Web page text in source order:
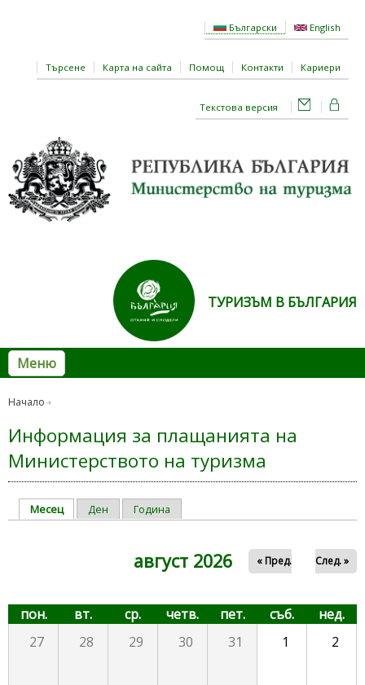
Български English
Търсене Карта на сайта Помощ Контакти Кариери
Текстова версия
ТУРИЗЪМ В БЪЛГАРИЯ
Меню
Начало
Информация за плащанията на
Министерството на туризма
Primary tabs
Месец(активен раздел)
Ден Година
август 2026 « Пред. След. »
пон. вт. ср. четв. пет. съб.
нед.
27
28 29 30 31 1 2